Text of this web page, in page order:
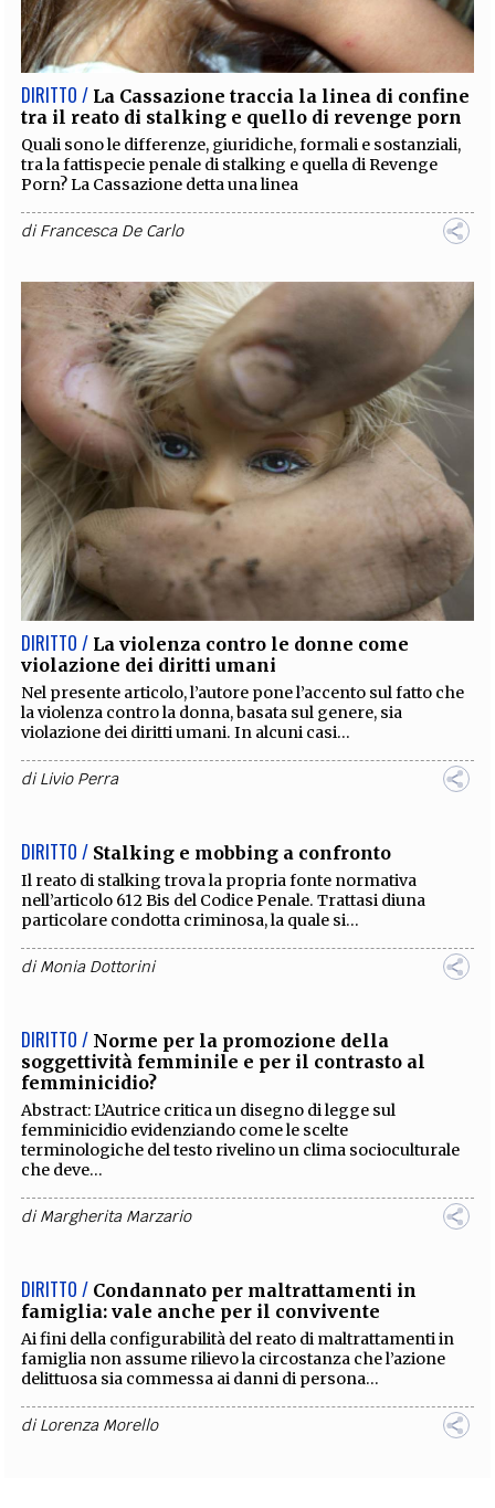
EXTRA
CODICI RUBRICHE LIBRI PROCEEDINGS PUBBLICITÀ CONTATTI
SOCIAL MEDIA
DIRITTO / La Cassazione traccia la linea di confine
tra il reato di stalking e quello di revenge porn
Quali sono le differenze, giuridiche, formali e sostanziali,
tra la fattispecie penale di stalking e quella di Revenge
Porn? La Cassazione detta una linea
diFrancesca De Carlo
DIRITTO / La violenza contro le donne come
violazione dei diritti umani
Nel presente articolo, l’autore pone l’accento sul fatto che
la violenza contro la donna, basata sul genere, sia
violazione dei diritti umani. In alcuni casi...
diLivio Perra
DIRITTO / Stalking e mobbing a confronto
Il reato di stalking trova la propria fonte normativa
nell’articolo 612 Bis del Codice Penale. Trattasi diuna
particolare condotta criminosa, la quale si...
diMonia Dottorini
DIRITTO / Norme per la promozione della
soggettività femminile e per il contrasto al
femminicidio?
Abstract: L’Autrice critica un disegno di legge sul
femminicidio evidenziando come le scelte
terminologiche del testo rivelino un clima socioculturale
che deve...
diMargherita Marzario
DIRITTO / Condannato per maltrattamenti in
famiglia: vale anche per il convivente
Ai fini della configurabilità del reato di maltrattamenti in
famiglia non assume rilievo la circostanza che l’azione
delittuosa sia commessa ai danni di persona...
diLorenza Morello